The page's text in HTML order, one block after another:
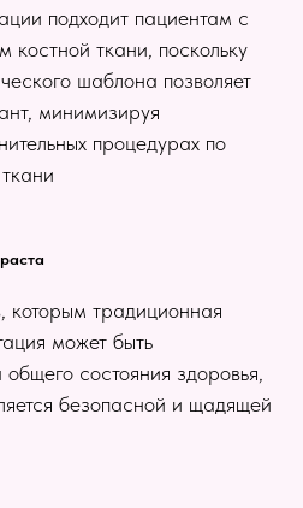
подходит пациентам с
костной ткани, поскольку
шаблона позволяет
минимизируя
процедурах по
которым традиционная
может быть
состояния здоровья,
безопасной и щадящей